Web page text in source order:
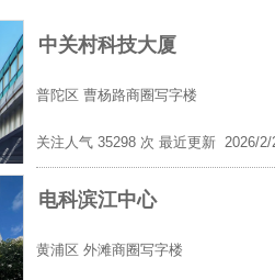
中关村科技大厦
普陀区 曹杨路商圈写字楼
关注人气 35298 次 最近更新 2026/
电科滨江中心
黄浦区 外滩商圈写字楼